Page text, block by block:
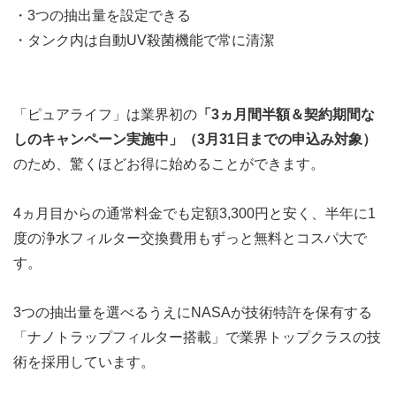
・3つの抽出量を設定できる
・タンク内は自動UV殺菌機能で常に清潔
「ピュアライフ」は業界初の 「 3ヵ月間半額＆契約期間な
しのキャンペーン実施中 」
（3月31日までの申込み対象）
のため、驚くほどお得に始めることができます。
4ヵ月目からの通常料金でも定額3,300円と安く、半年に1
度の浄水フィルター交換費用もずっと無料とコスパ大で
す。
3つの抽出量を選べるうえに NASAが技術特許を保有する
「ナノトラップフィルター搭載」で業界トップクラスの技
術を採用しています。